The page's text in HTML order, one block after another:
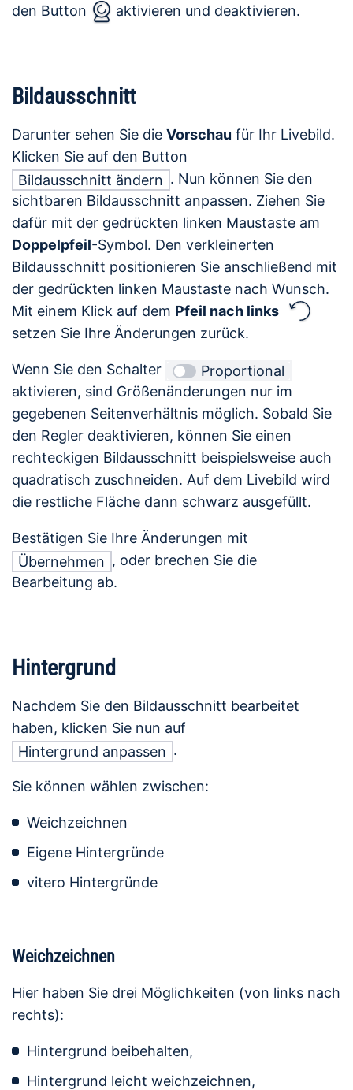
den Button aktivieren und deaktivieren.
Bildausschnitt
Darunter sehen Sie die Vorschau für Ihr Livebild.
Klicken Sie auf den Button
Bildausschnitt ändern . Nun können Sie den
sichtbaren Bildausschnitt anpassen. Ziehen Sie
dafür mit der gedrückten linken Maustaste am
Doppelpfeil-Symbol. Den verkleinerten
Bildausschnitt positionieren Sie anschließend mit
der gedrückten linken Maustaste nach Wunsch.
Mit einem Klick auf dem Pfeil nach links
setzen Sie Ihre Änderungen zurück.
Wenn Sie den Schalter
Proportional
aktivieren, sind Größenänderungen nur im
gegebenen Seitenverhältnis möglich. Sobald Sie
den Regler deaktivieren, können Sie einen
rechteckigen Bildausschnitt beispielsweise auch
quadratisch zuschneiden. Auf dem Livebild wird
die restliche Fläche dann schwarz ausgefüllt.
Bestätigen Sie Ihre Änderungen mit
Übernehmen , oder brechen Sie die
Bearbeitung ab.
Hintergrund
Nachdem Sie den Bildausschnitt bearbeitet
haben, klicken Sie nun auf
Hintergrund anpassen .
Sie können wählen zwischen:
Weichzeichnen
Eigene Hintergründe
vitero Hintergründe
Weichzeichnen
Hier haben Sie drei Möglichkeiten (von links nach
rechts):
Hintergrund beibehalten,
Hintergrund leicht weichzeichnen,